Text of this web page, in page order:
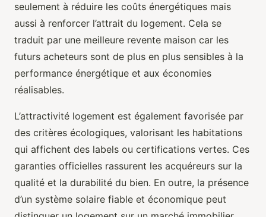
seulement à réduire les coûts énergétiques mais
aussi à renforcer l’attrait du logement. Cela se
traduit par une meilleure revente maison car les
futurs acheteurs sont de plus en plus sensibles à la
performance énergétique et aux économies
réalisables.
L’attractivité logement est également favorisée par
des critères écologiques, valorisant les habitations
qui affichent des labels ou certifications vertes. Ces
garanties officielles rassurent les acquéreurs sur la
qualité et la durabilité du bien. En outre, la présence
d’un système solaire fiable et économique peut